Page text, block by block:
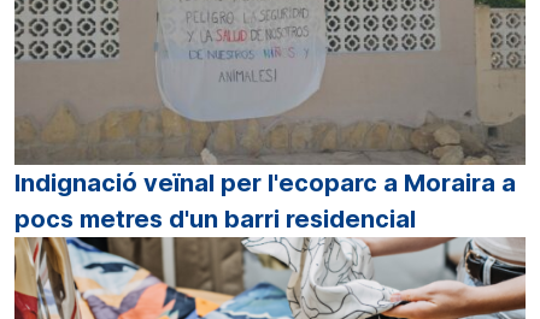
Indignació veïnal per l'ecoparc a Moraira a
pocs metres d'un barri residencial